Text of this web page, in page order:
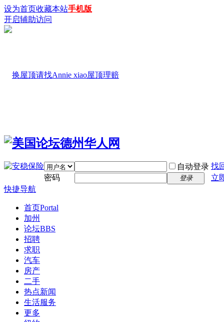
设为首页收藏本站手机版
开启辅助访问
自动登录 找
密码
登录
立
快捷导航
首页Portal
加州
论坛BBS
招聘
求职
汽车
房产
二手
热点新闻
生活服务
更多